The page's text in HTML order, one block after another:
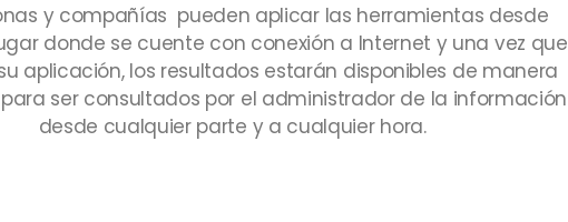
y compañías pueden aplicar las herramientas desde
donde se cuente con conexión a Internet y una vez que
aplicación, los resultados estarán disponibles de manera
para ser consultados por el administrador de la información
desde cualquier parte y a cualquier hora.